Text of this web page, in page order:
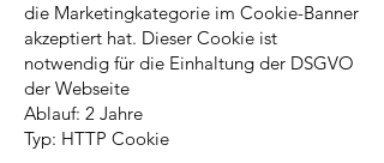
die Marketingkategorie im Cookie-Banner
akzeptiert hat. Dieser Cookie ist
notwendig für die Einhaltung der DSGVO
der Webseite
Ablauf: 2 Jahre
Typ: HTTP Cookie